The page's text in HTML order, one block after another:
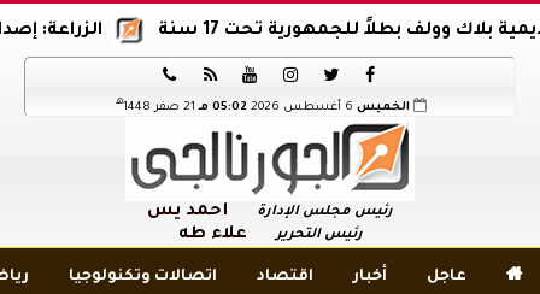
الزراعة: إصدار 12 ألف موافقة وتصريح بالمبيدات خلال 6 شهور وولف بطلاً للجمهورية تحت 17 سنة






الخميس 05:02 مـ 21 صفر 1448 هـ
رئيس مجلس الإدارة أحمد يس
رئيس التحرير علاء طه
 عاجل أخبار اقتصاد اتصالات وتكنولوجيا